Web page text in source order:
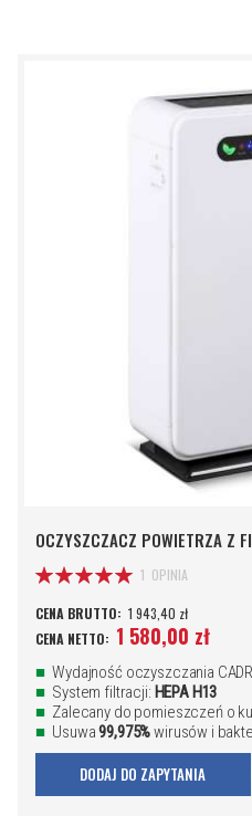
OCZYSZCZACZ POWIETRZA Z
Ocena:
1 OPINIA
1 943,40 zł
1 580,00 zł
Wydajność oczyszczania
System filtracji: HEPA H13
Zalecany do pomieszczeń o
Usuwa99,975%wirusów i
DODAJ DO ZAPYTANIA